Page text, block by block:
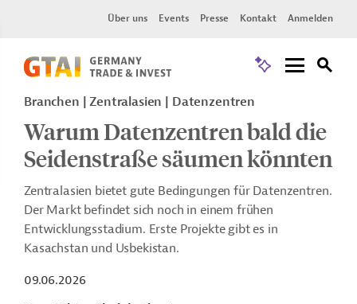
Über uns Events Presse Kontakt Anmelden
Branchen | Zentralasien | Datenzentren
Warum Datenzentren bald die
Seidenstraße säumen könnten
Zentralasien bietet gute Bedingungen für Datenzentren.
Der Markt befindet sich noch in einem frühen
Entwicklungsstadium. Erste Projekte gibt es in
Kasachstan und Usbekistan.
09.06.2026